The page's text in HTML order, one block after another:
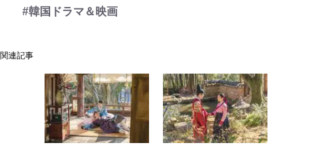
#韓国ドラマ＆映画
関連記事